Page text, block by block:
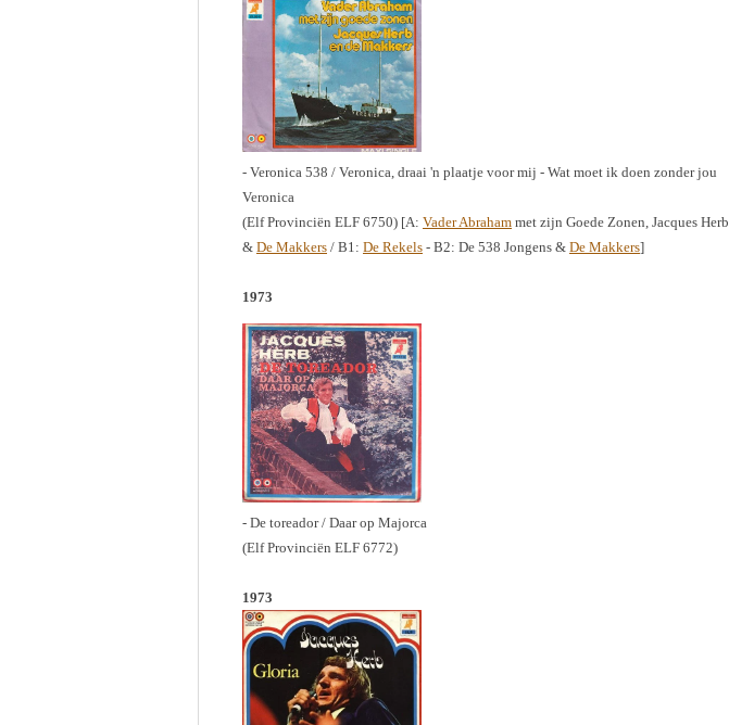
- Veronica 538 / Veronica, draai 'n plaatje voor mij - Wat moet ik doen zonder jou
Veronica
(Elf Provinciën ELF 6750) [A: Vader Abraham met zijn Goede Zonen, Jacques Herb
& De Makkers / B1: De Rekels - B2: De 538 Jongens & De Makkers]
1973
- De toreador / Daar op Majorca
(Elf Provinciën ELF 6772)
1973